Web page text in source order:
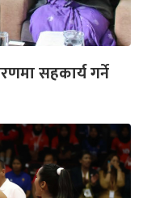
सहकार्य गर्ने